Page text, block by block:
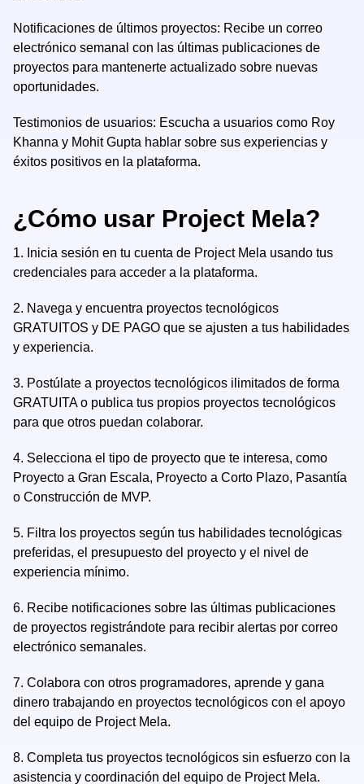
Notificaciones de últimos proyectos: Recibe un correo
electrónico semanal con las últimas publicaciones de
proyectos para mantenerte actualizado sobre nuevas
oportunidades.
Testimonios de usuarios: Escucha a usuarios como Roy
Khanna y Mohit Gupta hablar sobre sus experiencias y
éxitos positivos en la plataforma.
¿Cómo usar Project Mela?
1. Inicia sesión en tu cuenta de Project Mela usando tus
credenciales para acceder a la plataforma.
2. Navega y encuentra proyectos tecnológicos
GRATUITOS y DE PAGO que se ajusten a tus habilidades
y experiencia.
3. Postúlate a proyectos tecnológicos ilimitados de forma
GRATUITA o publica tus propios proyectos tecnológicos
para que otros puedan colaborar.
4. Selecciona el tipo de proyecto que te interesa, como
Proyecto a Gran Escala, Proyecto a Corto Plazo, Pasantía
o Construcción de MVP.
5. Filtra los proyectos según tus habilidades tecnológicas
preferidas, el presupuesto del proyecto y el nivel de
experiencia mínimo.
6. Recibe notificaciones sobre las últimas publicaciones
de proyectos registrándote para recibir alertas por correo
electrónico semanales.
7. Colabora con otros programadores, aprende y gana
dinero trabajando en proyectos tecnológicos con el apoyo
del equipo de Project Mela.
8. Completa tus proyectos tecnológicos sin esfuerzo con la
asistencia y coordinación del equipo de Project Mela.